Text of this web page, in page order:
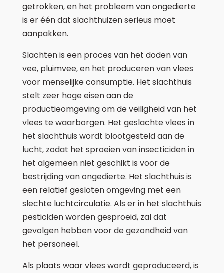
getrokken, en het probleem van ongedierte
is er één dat slachthuizen serieus moet
aanpakken.
Slachten is een proces van het doden van
vee, pluimvee, en het produceren van vlees
voor menselijke consumptie. Het slachthuis
stelt zeer hoge eisen aan de
productieomgeving om de veiligheid van het
vlees te waarborgen. Het geslachte vlees in
het slachthuis wordt blootgesteld aan de
lucht, zodat het sproeien van insecticiden in
het algemeen niet geschikt is voor de
bestrijding van ongedierte. Het slachthuis is
een relatief gesloten omgeving met een
slechte luchtcirculatie. Als er in het slachthuis
pesticiden worden gesproeid, zal dat
gevolgen hebben voor de gezondheid van
het personeel.
Als plaats waar vlees wordt geproduceerd, is